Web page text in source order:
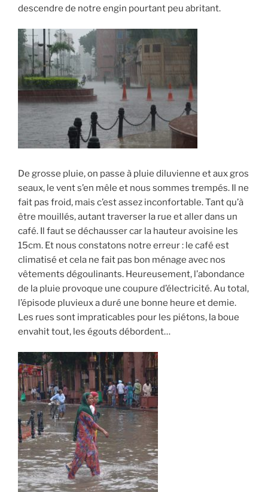
descendre de notre engin pourtant peu abritant.
De grosse pluie, on passe à pluie diluvienne et aux gros
seaux, le vent s’en mêle et nous sommes trempés. Il ne
fait pas froid, mais c’est assez inconfortable. Tant qu’à
être mouillés, autant traverser la rue et aller dans un
café. Il faut se déchausser car la hauteur avoisine les
15cm. Et nous constatons notre erreur : le café est
climatisé et cela ne fait pas bon ménage avec nos
vêtements dégoulinants. Heureusement, l’abondance
de la pluie provoque une coupure d’électricité. Au total,
l’épisode pluvieux a duré une bonne heure et demie.
Les rues sont impraticables pour les piétons, la boue
envahit tout, les égouts débordent…